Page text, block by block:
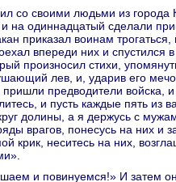
нa одиннaдцатый сделали
приказал воинaм трогаться,
впереди них и спустился
произносил стихи,
лев, и, ударив его
предводители войска,
и пусть каждые пять из
долины, а я держусь с
вpaгов, понесусь нa них и
крик, неситесь нa них,